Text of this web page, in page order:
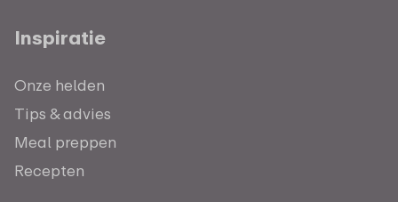
Inspiratie
Onze helden
Tips & advies
Meal preppen
Recepten